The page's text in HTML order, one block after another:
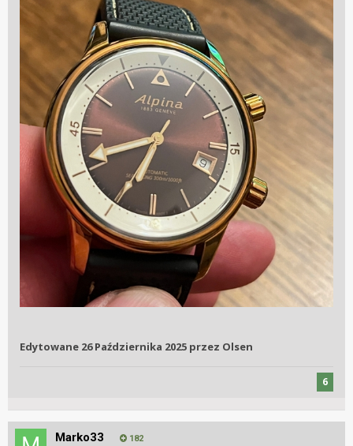
Edytowane 26 Października 2025 przez Olsen
6
Marko33 182